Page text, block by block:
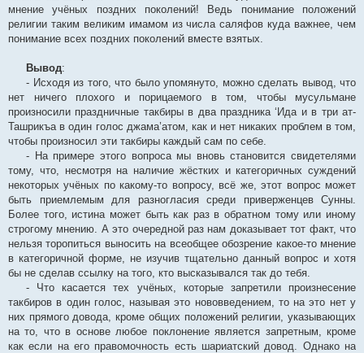
мнение учёных поздних поколений! Ведь понимание положений
религии таким великим имамом из числа саляфов куда важнее, чем
понимание всех поздних поколений вместе взятых.
Вывод:
- Исходя из того, что было упомянуто, можно сделать вывод, что
нет ничего плохого и порицаемого в том, чтобы мусульмане
произносили праздничные такбиры в два праздника ‘Ида и в три ат-
Ташрикъа в один голос джама’атом, как и нет никаких проблем в том,
чтобы произносил эти такбиры каждый сам по себе.
- На примере этого вопроса мы вновь становится свидетелями
тому, что, несмотря на наличие жёстких и категоричных суждений
некоторых учёных по какому-то вопросу, всё же, этот вопрос может
быть приемлемым для разногласия среди приверженцев Сунны.
Более того, истина может быть как раз в обратном тому или иному
строгому мнению. А это очередной раз нам доказывает тот факт, что
нельзя торопиться выносить на всеобщее обозрение какое-то мнение
в категоричной форме, не изучив тщательно данный вопрос и хотя
бы не сделав ссылку на того, кто высказывался так до тебя.
- Что касается тех учёных, которые запретили произнесение
такбиров в один голос, называя это нововведением, то на это нет у
них прямого довода, кроме общих положений религии, указывающих
на то, что в основе любое поклонение является запретным, кроме
как если на его правомочность есть шариатский довод. Однако на